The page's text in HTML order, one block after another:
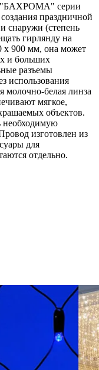
"БАХРОМА" серии
праздничной
снаружи (степень
гирлянду на
x 900 мм, она может
и больших
разъемы
использования
молочно-белая линза
мягкое,
объектов.
необходимую
изготовлен из
для
отдельно.